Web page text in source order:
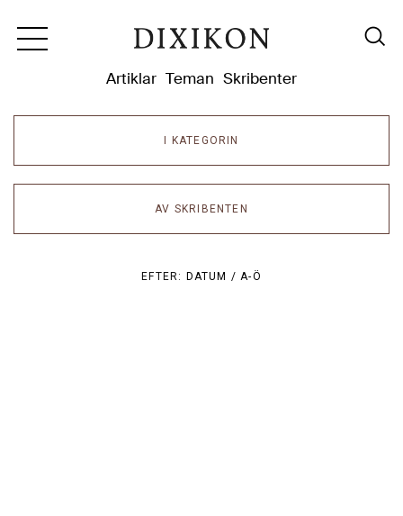
Artiklar Teman Skribenter
I KATEGORIN
AV SKRIBENTEN
EFTER: DATUM /A-Ö